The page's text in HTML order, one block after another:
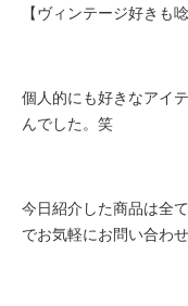
【ヴィンテージ好きも
個人的にも好きなアイ
んでした。笑
今日紹介した商品は全
でお気軽にお問い合わ